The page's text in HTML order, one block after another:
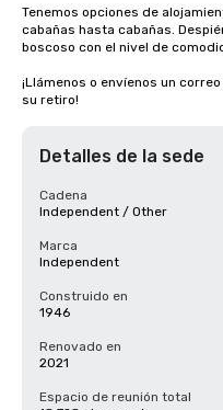
Tenemos opciones de
cabañas hasta cabañas.
boscoso con el nivel de
¡Llámenos o envíenos un
su retiro!
Detalles de la sede
Cadena
Independent / Other
Marca
Independent
Construido en
1946
Renovado en
2021
Espacio de reunión total